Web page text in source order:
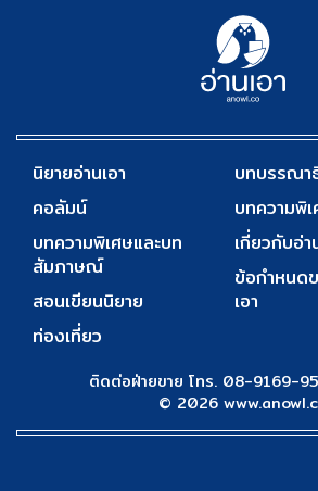
นิยายอ่านเอา
คอลัมน์
บทความพิเศษและบท
สัมภาษณ์
สอนเขียนนิยาย
ท่องเที่ยว
บทบรรณา
บทความพิ
เกี่ยวกับอ่า
ข้อกำหนด
เอา
ติดต่อฝ่ายขาย โทร. 08-9169-
© 2026